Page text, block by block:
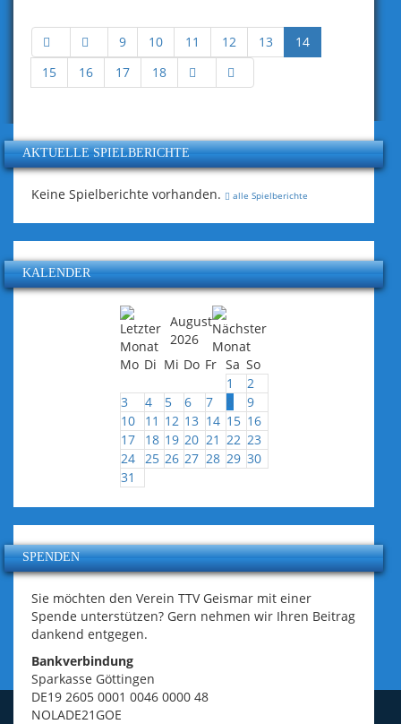
9 10 11 12 13
14
15
16 17 18
AKTUELLE SPIELBERICHTE
Keine Spielberichte vorhanden. alle Spielberichte
KALENDER
August
2026
Mo Di Mi Do Fr Sa So
1
2
3
4 5 6 7
9
10
11 12 13 14 15 16
17
18 19 20 21 22 23
24 25 26 27 28 29 30
31
SPENDEN
Sie möchten den Verein TTV Geismar mit einer
Spende unterstützen? Gern nehmen wir Ihren Beitrag
dankend entgegen.
Bankverbindung
Sparkasse Göttingen
DE19 2605 0001 0046 0000 48
NOLADE21GOE